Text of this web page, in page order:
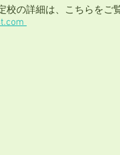
校の詳細は、こちらをご